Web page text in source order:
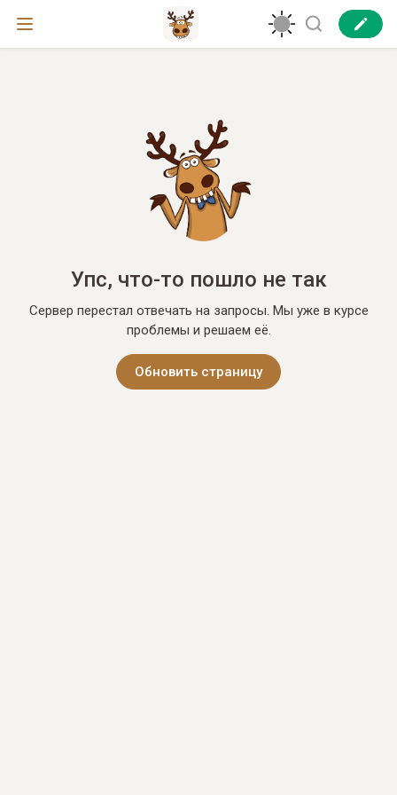
Упс, что-то пошло не так
Сервер перестал отвечать на запросы. Мы уже в курсе
проблемы и решаем её.
Обновить страницу